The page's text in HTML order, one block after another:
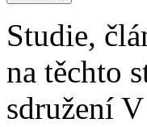
Studie,
na těchto
sdružení